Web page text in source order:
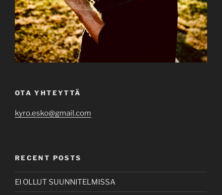
OTA YHTEYTTÄ
kyro.esko@gmail.com
RECENT POSTS
EI OLLUT SUUNNITELMISSA